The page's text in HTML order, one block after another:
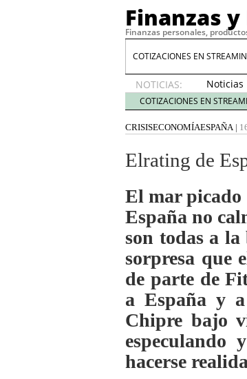
Finanzas
Finanzas personales,
COTIZACIONES EN
NOTICIAS:
Noticias
de XRP
por qué
las
alertas
whales
llegar
16
de abril
de 2026
acelera
Meses
Planificar
a los
¿Cuánto
COTIZACIONES EN
CRISISECONOMÍAESPAÑA|
Elrating de
El mar picado
España no
son todas a la
sorpresa que
de parte de
a España y
Chipre bajo
hacerse